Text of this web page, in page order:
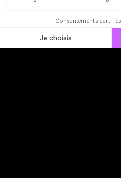
Qui sommes-nous ?